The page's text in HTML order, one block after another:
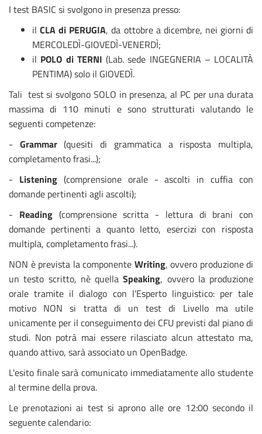
I test BASIC si svolgono in presenza presso:
ilCLA di PERUGIA, da ottobre a dicembre, nei giorni di
MERCOLEDÌ-GIOVEDÌ-VENERDÌ;
il POLO di TERNI (Lab. sede INGEGNERIA – LOCALITÀ
PENTIMA) solo il GIOVEDÌ.
Tali test si svolgono SOLO in presenza, al PC per una durata
massima di 110 minuti e sono strutturati valutando le
seguenti competenze:
- Grammar(quesiti di grammatica a risposta multipla,
completamento frasi...);
- Listening(comprensione orale - ascolti in cuffia con
domande pertinenti agli ascolti);
- Reading(comprensione scritta - lettura di brani con
domande pertinenti a quanto letto, esercizi con risposta
multipla, completamento frasi...).
NON è prevista la componente Writing, ovvero produzione di
un testo scritto, nè quellaSpeaking, ovvero la produzione
orale tramite il dialogo con l'Esperto linguistico: per tale
motivo NON si tratta di un test di Livello ma utile
unicamente per il conseguimento dei CFU previsti dal piano di
studi. Non potrà mai essere rilasciato alcun attestato ma,
quando attivo, sarà associato un OpenBadge.
L'esito finale sarà comunicato immediatamente allo studente
al termine della prova.
Le prenotazioni ai test si aprono alle ore 12:00 secondo il
seguente calendario: